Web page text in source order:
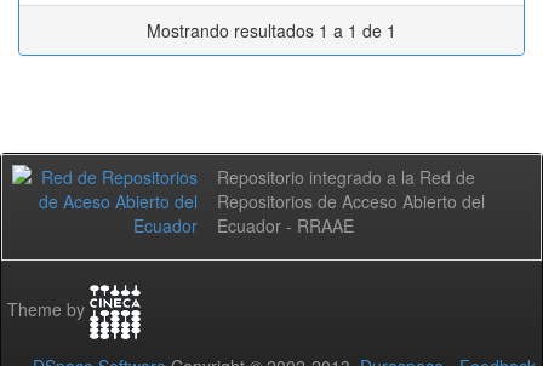
Mostrando resultados 1 a 1 de 1
Repositorio integrado a la Red de
Repositorios de Acceso Abierto del
Ecuador - RRAAE
Theme by